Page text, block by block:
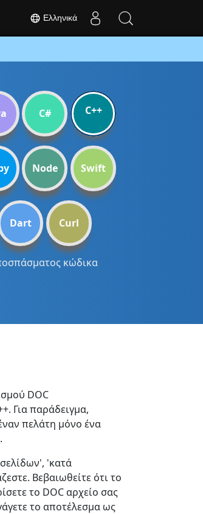
C# C++
Node Swift
Dart Curl
κώδικα
DOC
Για παράδειγμα,
πελάτη μόνο ένα
'κατά
Βεβαιωθείτε ότι το
το DOC αρχείο σας
το αποτέλεσμα ως
Ελληνικά